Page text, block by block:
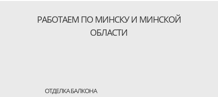
РАБОТАЕМ ПО МИНСКУ И МИНСКОЙ
ОБЛАСТИ
ОТДЕЛКА БАЛКОНА